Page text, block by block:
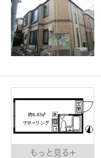
もっと見る